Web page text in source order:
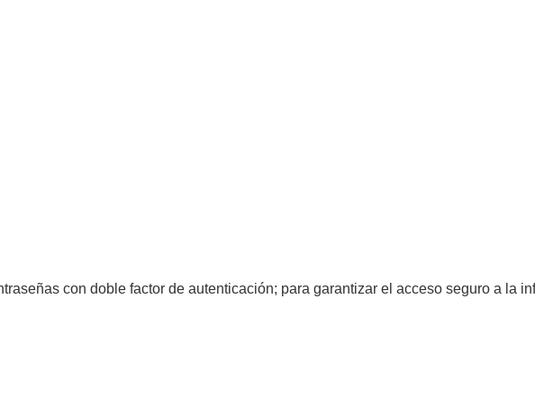
con doble factor de autenticación; para garantizar el acceso seguro a la